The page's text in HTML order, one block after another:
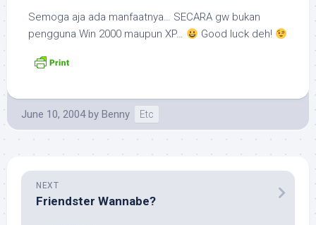
Semoga aja ada manfaatnya… SECARA gw bukan
pengguna Win 2000 maupun XP…
Good luck deh!
June 10, 2004 by Benny Etc
NEXT
Friendster Wannabe?